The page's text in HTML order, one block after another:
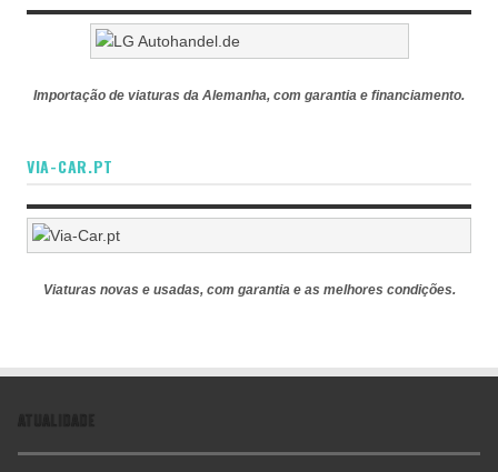
Importação de viaturas da Alemanha, com garantia e financiamento.
VIA-CAR.PT
Viaturas novas e usadas, com garantia e as melhores condições.
ATUALIDADE